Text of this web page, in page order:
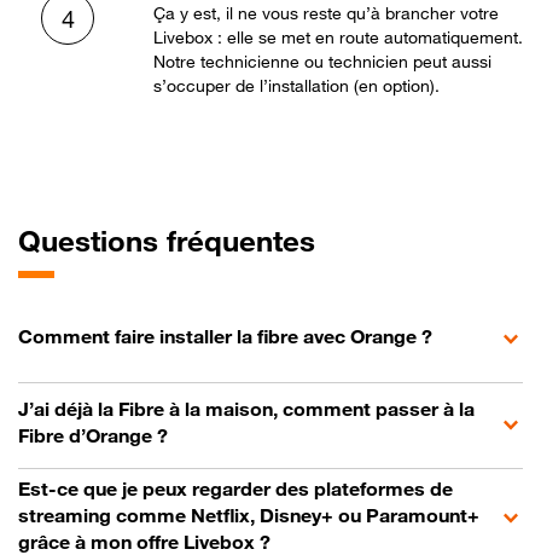
4
Ça y est, il ne vous reste qu’à brancher votre
Livebox : elle se met en route automatiquement.
Notre technicienne ou technicien peut aussi
s’occuper de l’installation (en option).
Questions fréquentes
Comment faire installer la fibre avec Orange ?
J’ai déjà la Fibre à la maison, comment passer à la
Fibre d’Orange ?
Est-ce que je peux regarder des plateformes de
streaming comme Netflix, Disney+ ou Paramount+
grâce à mon offre Livebox ?